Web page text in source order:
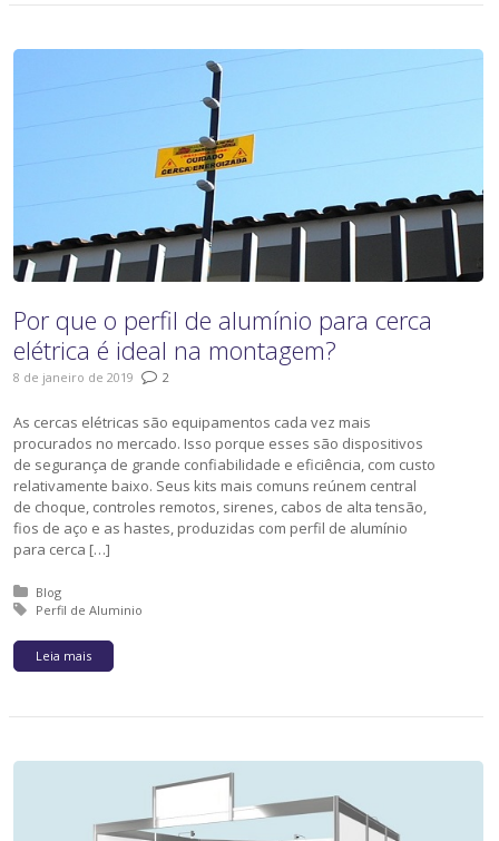
Por que o perfil de alumínio para cerca
elétrica é ideal na montagem?
8 de janeiro de 2019 2
As cercas elétricas são equipamentos cada vez mais
procurados no mercado. Isso porque esses são dispositivos
de segurança de grande confiabilidade e eficiência, com custo
relativamente baixo. Seus kits mais comuns reúnem central
de choque, controles remotos, sirenes, cabos de alta tensão,
fios de aço e as hastes, produzidas com perfil de alumínio
para cerca […]
Posted in:
Blog
Tagged with:
Perfil de Aluminio
Leia mais